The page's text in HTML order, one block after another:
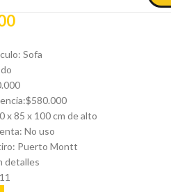
Sofa
x 85 x 100 cm de alto
No uso
Puerto Montt
detalles